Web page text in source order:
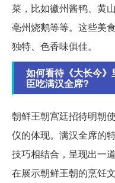
菜，比如徽州酱鸭、黄
亳州烧鹅等等。这些美
独特、色香味俱佳。
如何看待《大长今
臣吃满汉全席?
朝鲜王朝宫廷招待明朝
仪的体现。满汉全席的
技巧相结合，呈现出一
在展示朝鲜王朝的烹饪